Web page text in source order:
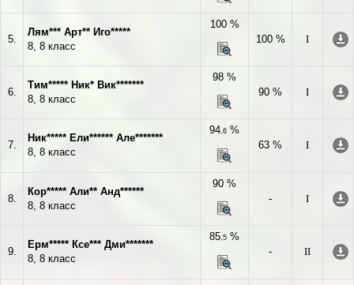
5.
Лям*** Арт** Иго*****
8, 8 класс
100 %
100 %
I
6.
Тим***** Ник* Вик*******
8, 8 класс
98 %
90 %
I
7.
Ник***** Ели****** Але*******
8, 8 класс
94,6 %
63 %
I
8.
Кор***** Али** Анд******
8, 8 класс
90 %
-
I
9.
Ерм***** Ксе*** Дми*******
8, 8 класс
85,5 %
-
II